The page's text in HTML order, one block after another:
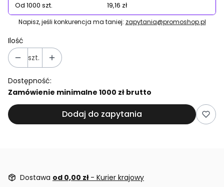
Od 1000 szt.
19,16 zł
Napisz, jeśli konkurencja ma taniej: zapytania@promoshop.pl
Ilość
szt.
Dostępność:
Zamówienie minimalne 1000 zł brutto
Dodaj do zapytania
Dostawa od 0,00 zł - Kurier krajowy